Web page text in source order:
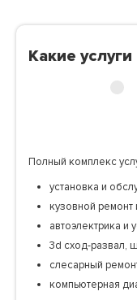
Какие
Полный комплекс
установка и
кузовной ремонт
автоэлектрика и
3d сход-развал,
слесарный
компьютерная